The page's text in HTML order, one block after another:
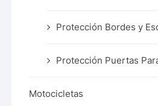
Protección Bordes y
Protección Puertas
Motocicletas